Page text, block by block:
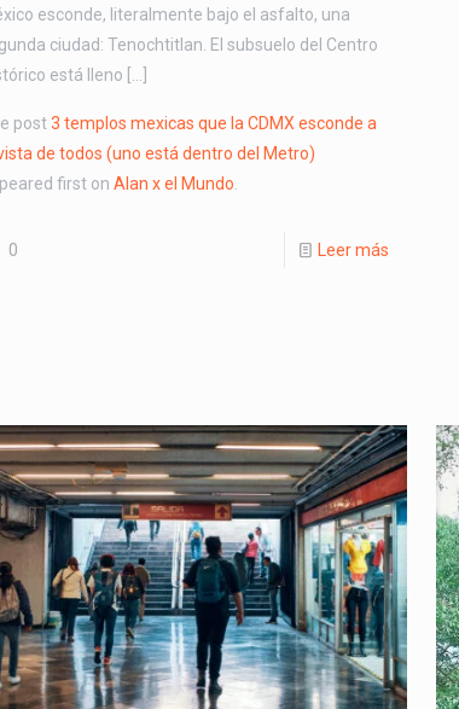
esconde, literalmente bajo el asfalto, una
ciudad: Tenochtitlan. El subsuelo del Centro
está lleno […]
post3 templos mexicas que la CDMX esconde a
de todos (uno está dentro del Metro)
first on Alan x el Mundo
0 Leer más